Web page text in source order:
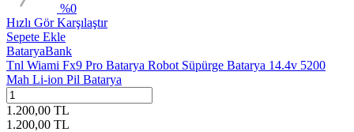
%0
Hızlı GörKarşılaştır
Sepete Ekle
BataryaBank
Tnl Wiami Fx9 Pro Batarya Robot Süpürge Batarya 14.4v 5200
Mah Li-ion Pil Batarya
1.200,00 TL
1.200,00 TL